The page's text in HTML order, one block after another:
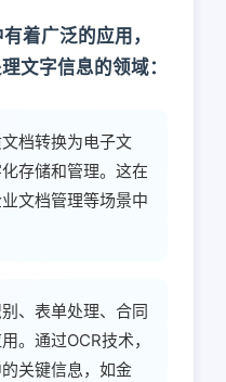
着广泛的应用，
文字信息的领域：
档转换为电子文
存储和管理。这在
文档管理等场景中
、表单处理、合同
。通过OCR技术，
关键信息，如金